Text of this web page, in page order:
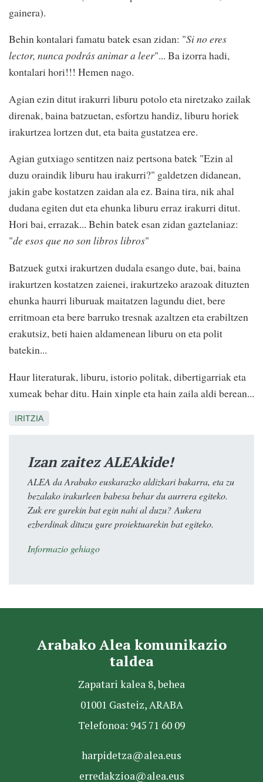
gainera).
Behin kontalari famatu batek esan zidan: "Si no eres
lector, nunca podrás animar a leer"... Ba izorra hadi,
kontalari hori!!! Hemen nago.
Agian ezin ditut irakurri liburu potolo eta niretzako zailak
direnak, baina batzuetan, esfortzu handiz, liburu horiek
irakurtzea lortzen dut, eta baita gustatzea ere.
Agian gutxiago sentitzen naiz pertsona batek "Ezin al
duzu oraindik liburu hau irakurri?" galdetzen didanean,
jakin gabe kostatzen zaidan ala ez. Baina tira, nik ahal
dudana egiten dut eta ehunka liburu erraz irakurri ditut.
Hori bai, errazak... Behin batek esan zidan gaztelaniaz:
"de esos que no son libros libros"
Batzuek gutxi irakurtzen dudala esango dute, bai, baina
irakurtzen kostatzen zaienei, irakurtzeko arazoak dituzten
ehunka haurri liburuak maitatzen lagundu diet, bere
erritmoan eta bere barruko tresnak azaltzen eta erabiltzen
erakutsiz, beti haien aldamenean liburu on eta polit
batekin...
Haur literaturak, liburu, istorio politak, dibertigarriak eta
xumeak behar ditu. Hain xinple eta hain zaila aldi berean...
IRITZIA
Izan zaitez ALEAkide!
ALEA da Arabako euskarazko aldizkari bakarra, eta zu
bezalako irakurleen babesa behar du aurrera egiteko.
Zuk ere gurekin bat egin nahi al duzu? Aukera
ezberdinak dituzu gure proiektuarekin bat egiteko.
Informazio gehiago
Arabako Alea komunikazio
taldea
Zapatari kalea 8, behea
01001 Gasteiz, ARABA
Telefonoa: 945 71 60 09
harpidetza@alea.eus
erredakzioa@alea.eus